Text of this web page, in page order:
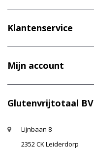
Klantenservice
Mijn account
Glutenvrijtotaal BV
Lijnbaan 8
2352 CK Leiderdorp